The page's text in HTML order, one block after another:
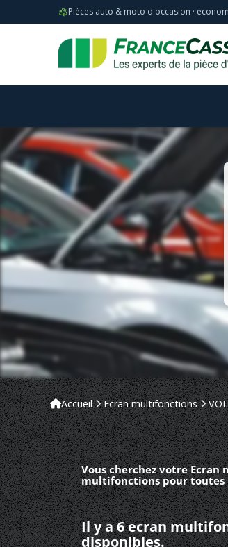
Pièces auto & moto d'occasion ·
Accueil Ecran multifonctions
Vous cherchez votre Ecran
multifonctions pour toutes
Il y a 6 ecran
disponibles.